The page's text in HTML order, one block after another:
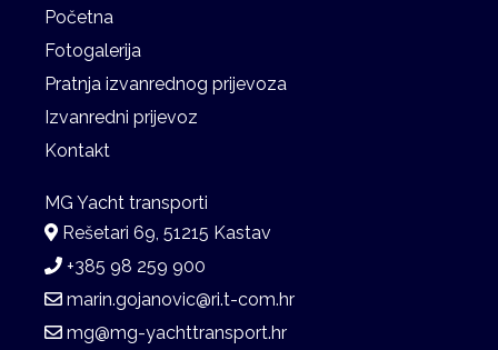
Početna
Fotogalerija
Pratnja izvanrednog prijevoza
Izvanredni prijevoz
Kontakt
Rešetari 69, 51215 Kastav
+385 98 259 900
marin.gojanovic@ri.t-com.hr
mg@mg-yachttransport.hr